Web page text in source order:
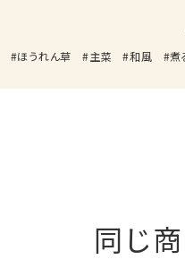
ほうれん草 主菜 和風 煮
同じ